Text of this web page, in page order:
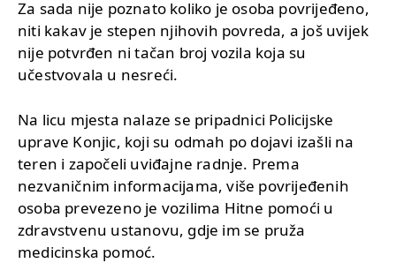
Za sada nije poznato koliko je osoba povrijeđeno,
niti kakav je stepen njihovih povreda, a još uvijek
nije potvrđen ni tačan broj vozila koja su
učestvovala u nesreći.
Na licu mjesta nalaze se pripadnici Policijske
uprave Konjic, koji su odmah po dojavi izašli na
teren i započeli uviđajne radnje. Prema
nezvaničnim informacijama, više povrijeđenih
osoba prevezeno je vozilima Hitne pomoći u
zdravstvenu ustanovu, gdje im se pruža
medicinska pomoć.